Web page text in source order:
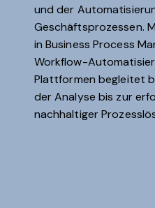
und der
Geschäftsprozessen.
in Business Process
Workflow-
Plattformen begleitet
der Analyse bis zur
nachhaltiger